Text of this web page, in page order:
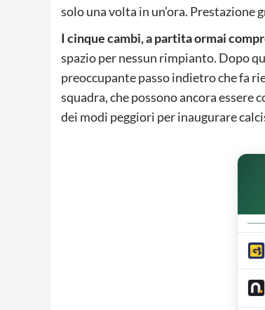
solo una volta in un’ora. Prestazione
I cinque cambi, a partita ormai
spazio per nessun rimpianto. Dopo
preoccupante passo indietro che fa
squadra, che possono ancora
dei modi peggiori per inaugurare